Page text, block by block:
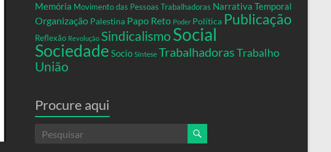
Memória Movimento das Pessoas Trabalhadoras Narrativa Temporal
Organização Palestina Papo Reto Poder Política Publicação
Reflexão Revolução Sindicalismo Social
Sociedade Socio Síntese TrabalhadorasTrabalho
União
Procure aqui